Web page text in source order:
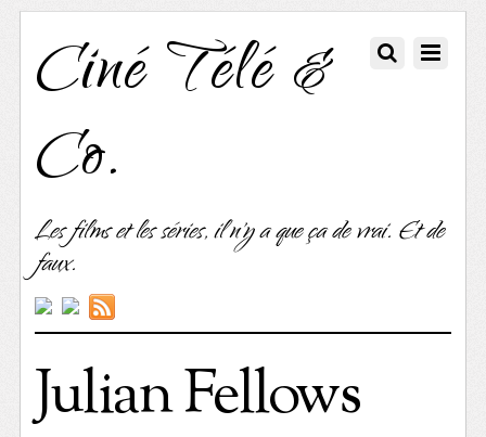
Ciné Télé &
Co.
Les films et les séries, il n'y a que ça de vrai. Et de
faux.
Julian Fellows